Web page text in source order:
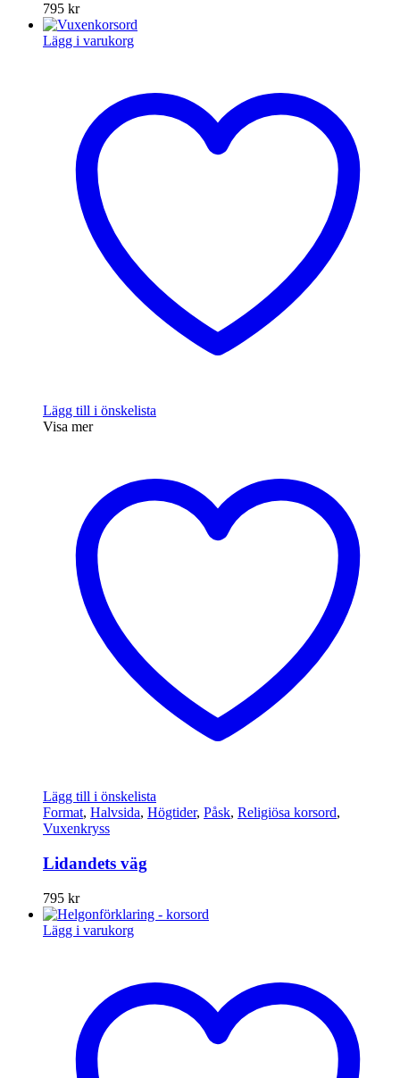
795 kr
Lägg i varukorg
Lägg till i önskelista
Visa mer
Lägg till i önskelista
Format, Halvsida, Högtider, Påsk, Religiösa korsord,
Vuxenkryss
Lidandets väg
795 kr
Lägg i varukorg